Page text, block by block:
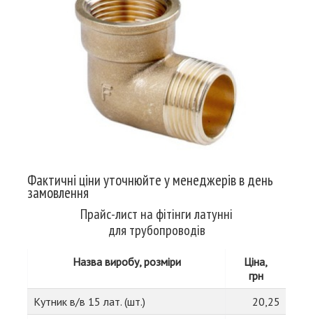
Фактичні ціни уточнюйте у менеджерів в день
замовлення
Прайс-лист на фітінги латунні
для трубопроводів
Назва виробу, розміри
Ціна,
грн
Кутник в/в 15 лат. (шт.)
20,25